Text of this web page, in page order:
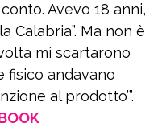
Avevo 18 anni,
Calabria”. Ma non è
mi scartarono
fisico andavano
al prodotto’”.